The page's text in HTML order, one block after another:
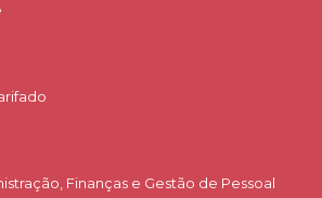
Finanças e Gestão de Pessoal